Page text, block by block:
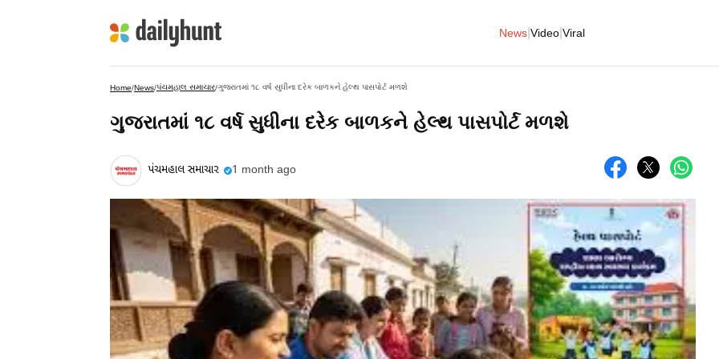
News Video Viral
Home/News/પંચમહાલ સમાચાર/ગુજરાતમાં ૧૮ વર્ષ સુધીના દરેક બાળકને હેલ્થ પાસપોર્ટ મળશે
ગુજરાતમાં ૧૮ વર્ષ સુધીના દરેક બાળકને હેલ્થ પાસપોર્ટ મળશે
પંચમહાલ સમાચાર 1 month ago